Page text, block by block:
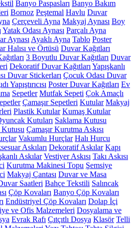
Banyo Paspasları Banyo Bakım
Bornoz Peştemal Havlu Duvar
Çerçeveli Ayna Makyaj Aynası Boy
Yatak Odası Aynası Parçalı Ayna
Aynası Ayaklı Ayna Tablo Poster
Halısı ve Örtüsü Duvar Kağıtları
3 Boyutlu Duvar Kağıtları Duvar
Dekoratif Duvar Kağıtları Yapışkanlı
Duvar Stickerları Çocuk Odası Duvar
Yapıştırıcısı Poster Duvar Kağıtları Ev
Sepetler Mutfak Sepeti Çok Amaçlı
Çamaşır Sepetleri Kutular Makyaj
Plastik Kutular Kumaş Kutular
Kutuları Saklama Kutusu
Kutusu Çamaşır Kurutma Askısı
Vakumlu Hurçlar Halı Hurcu
Askıları Dekoratif Askılar Kapı
Askılar Vestiyer Askısı Takı Askısı
Kurutma Makinesi Topu Şemsiye
Makyaj Çantası Duvar ve Masa
Saatleri Bahçe Tekstili Salıncak
Çöp Kovaları Banyo Çöp Kovaları
Endüstriyel Çöp Kovaları Dolap İçi
ve Ofis Malzemeleri Dosyalama ve
Evrak Rafı Çıtçıtlı Dosya Klasör Telli